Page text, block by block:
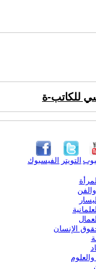
للكاتب-ة
الفيسبوك التويتر
الإنسان